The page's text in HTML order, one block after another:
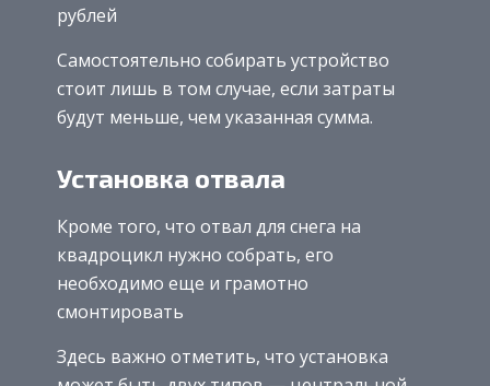
рублей
Самостоятельно собирать устройство
стоит лишь в том случае, если затраты
будут меньше, чем указанная сумма.
Установка отвала
Кроме того, что отвал для снега на
квадроцикл нужно собрать, его
необходимо еще и грамотно
смонтировать
Здесь важно отметить, что установка